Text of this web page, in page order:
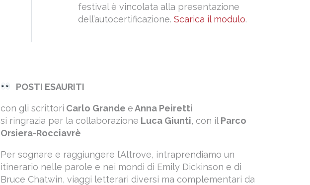
festival è vincolata alla presentazione
dell’autocertificazione. Scarica il modulo.
POSTI ESAURITI
con gli scrittori Carlo Grande eAnna Peiretti
si ringrazia per la collaborazione Luca Giunti, con il Parco
Orsiera-Rocciavrè
Per sognare e raggiungere l’Altrove, intraprendiamo un
itinerario nelle parole e nei mondi di Emily Dickinson e di
Bruce Chatwin, viaggi letterari diversi ma complementari da